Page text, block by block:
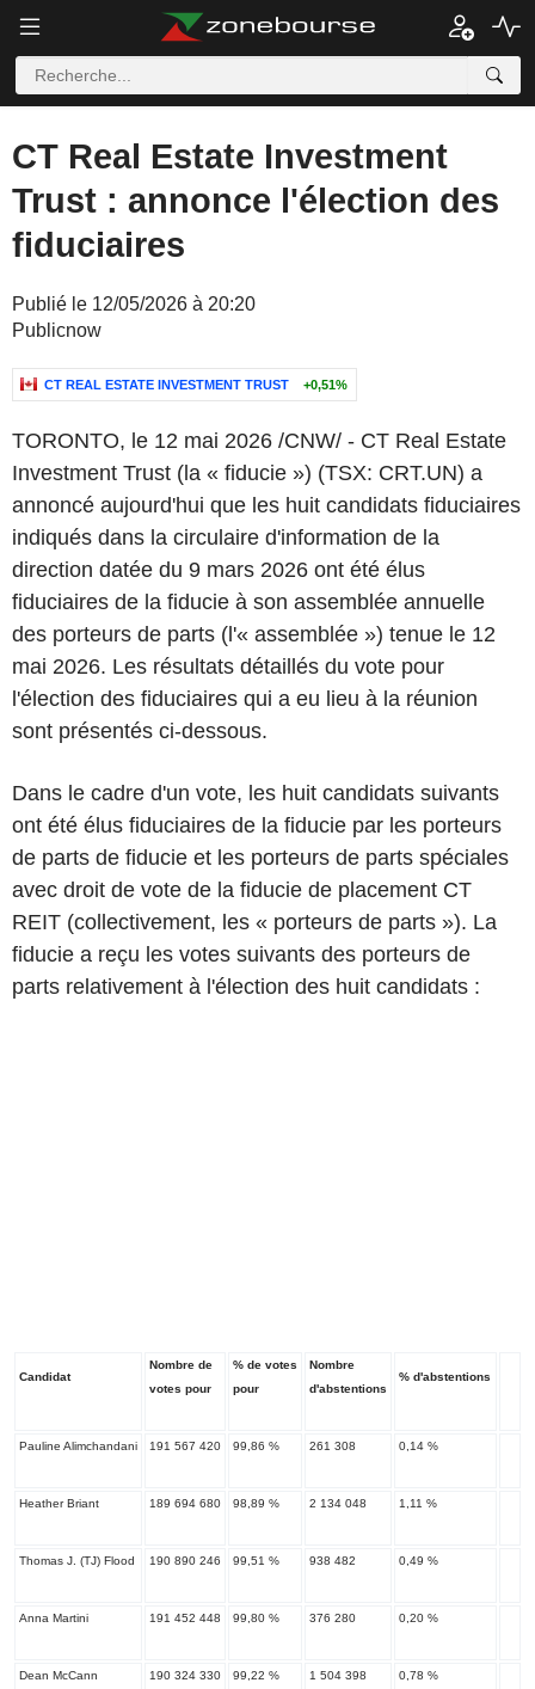
CT Real Estate Investment
Trust : annonce l'élection des
fiduciaires
Publié le 12/05/2026 à 20:20
Publicnow
CT REAL ESTATE INVESTMENT TRUST +0,51%
TORONTO, le 12 mai 2026 /CNW/ - CT Real Estate
Investment Trust (la « fiducie ») (TSX: CRT.UN) a
annoncé aujourd'hui que les huit candidats fiduciaires
indiqués dans la circulaire d'information de la
direction datée du 9 mars 2026 ont été élus
fiduciaires de la fiducie à son assemblée annuelle
des porteurs de parts (l'« assemblée ») tenue le 12
mai 2026. Les résultats détaillés du vote pour
l'élection des fiduciaires qui a eu lieu à la réunion
sont présentés ci-dessous.
Dans le cadre d'un vote, les huit candidats suivants
ont été élus fiduciaires de la fiducie par les porteurs
de parts de fiducie et les porteurs de parts spéciales
avec droit de vote de la fiducie de placement CT
REIT (collectivement, les « porteurs de parts »). La
fiducie a reçu les votes suivants des porteurs de
parts relativement à l'élection des huit candidats :
Candidat
Nombre de
votes pour
% de votes
pour
Nombre
d'abstentions
% d'abstentions
Pauline Alimchandani 191 567 420 99,86 % 261 308 0,14 %
Heather Briant 189 694 680 98,89 % 2 134 048 1,11 %
Thomas J. (TJ) Flood 190 890 246 99,51 % 938 482 0,49 %
Anna Martini 191 452 448 99,80 % 376 280 0,20 %
Dean McCann 190 324 330 99,22 % 1 504 398 0,78 %